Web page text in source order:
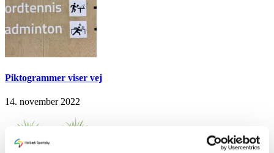
Piktogrammer viser vej
14. november 2022